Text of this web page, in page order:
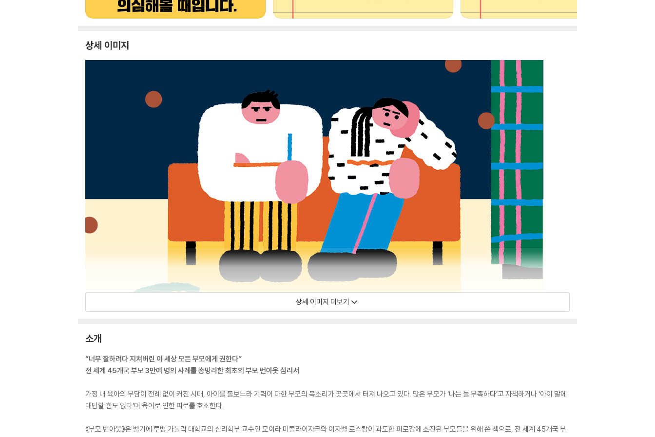
상세 이미지
상세 이미지 더보기
소개
“너무 잘하려다 지쳐버린 이 세상 모든 부모에게 권한다”
전 세계 45개국 부모 3만여 명의 사례를 총망라한 최초의 부모 번아웃 심리서
가정 내 육아의 부담이 전례 없이 커진 시대, 아이를 돌보느라 기력이 다한 부모의 목소리가 곳곳에서 터져 나오고 있다. 많은 부모가 ‘나는 늘 부족하다’고 자책하거나 ‘아이 말에
대답할 힘도 없다’며 육아로 인한 피로를 호소한다.
《부모 번아웃》은 벨기에 루뱅 가톨릭 대학교의 심리학부 교수인 모이라 미콜라이자크와 이자벨 로스캄이 과도한 피로감에 소진된 부모들을 위해 쓴 책으로, 전 세계 45개국 부